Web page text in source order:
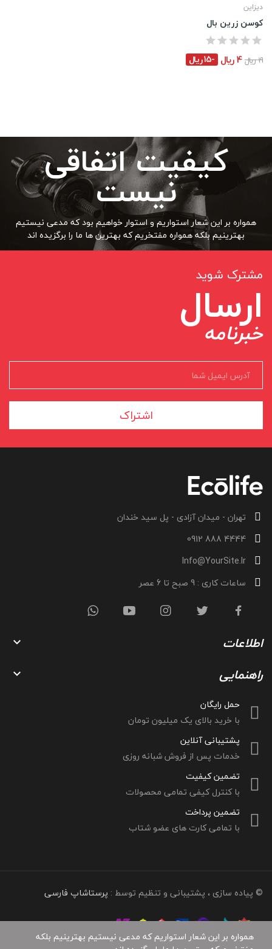
دیزاین
کوسن زرین بال
19 ریال 4 ریال -15 ریال
کیفیت اتفاقی
نیست
همواره بر این شعار استواریم و استوار خواهیم بود که مدعی نیستیم
بهترینیم بلکه همواره مفتخریم که بهترین ها ما را برگزیده اند
مشترک شوید
ارسال
خبرنامه
اشتراک
تهران - میدان آزادی - پل سید خندان
4444 888 0912
Info@YourSite.Ir
ساعات کاری : 9 صبح تا 6 عصر
اطلاعات 
راهنمایی 
حمل رایگان
با خرید بالای یک میلیون تومان
پشتیبانی آنلاین
خدمات پس از فروش شبانه روزی
تضمین کیفیت
با کنترل کیفی تمامی محصولات
تضمین پرداخت
با تمامی کارت های عضو شتاب
© پیاده سازی ، پشتیبانی و تنظیم توسط : پرستاشاپ فارسی
همواره بر این شعار استواریم که مدعی نیستیم بهترینیم بلکه